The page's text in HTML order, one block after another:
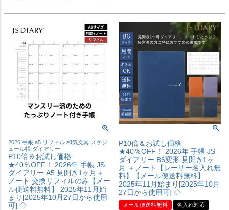
2026 手帳 a5 リフィル 和気文具 スケジ
ュール帳 ダイアリー
P10倍＆お試し価格
★40％OFF！ 2026年 手帳 JS
ダイアリー A5 見開き1ヶ月＋
ノート 交換リフィルのみ【メー
ル便送料無料】 2025年11月始
まり[2025年10月27日から使用
可] ◇
P10倍＆お試し価格
★40％OFF！ 2026年 手帳 JS
ダイアリー B6変形 見開き1ヶ
月 ＋ノート【レーザー名入れ無
料】【メール便送料無料】
2025年11月始まり[2025年10月
27日から使用可] ◇
メール便送料無料 名入れ対応